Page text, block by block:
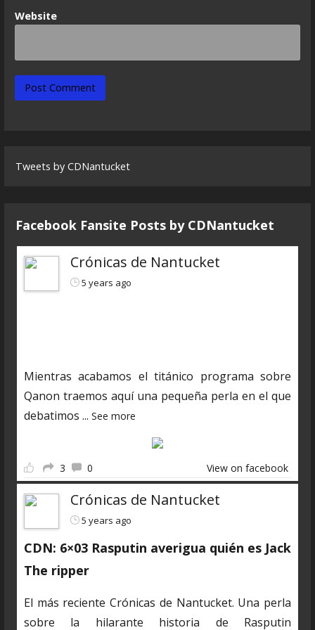
Website
Tweets by CDNantucket
Facebook Fansite Posts by ‎CDNantucket
Crónicas de Nantucket
5 years ago
Mientras acabamos el titánico programa sobre
Qanon traemos aquí una pequeña perla en el que
debatimos ... See more
3 0 View on facebook
Crónicas de Nantucket
5 years ago
CDN: 6×03 Rasputin averigua quién es Jack
The ripper
El más reciente Crónicas de Nantucket. Una perla
sobre la hilarante historia de Rasputin